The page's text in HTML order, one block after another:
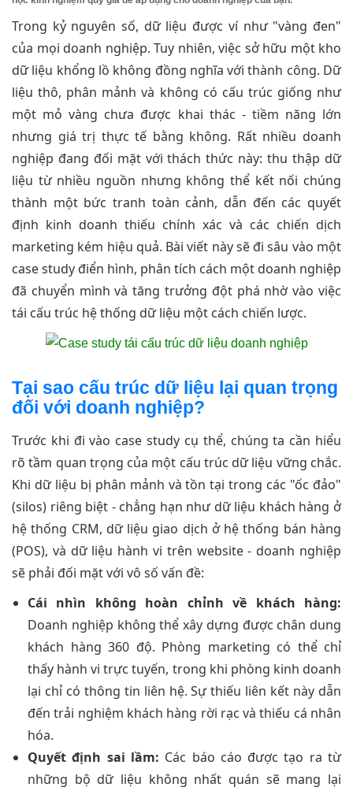
Trong kỷ nguyên số, dữ liệu được ví như "vàng đen"
của mọi doanh nghiệp. Tuy nhiên, việc sở hữu một kho
dữ liệu khổng lồ không đồng nghĩa với thành công. Dữ
liệu thô, phân mảnh và không có cấu trúc giống như
một mỏ vàng chưa được khai thác - tiềm năng lớn
nhưng giá trị thực tế bằng không. Rất nhiều doanh
nghiệp đang đối mặt với thách thức này: thu thập dữ
liệu từ nhiều nguồn nhưng không thể kết nối chúng
thành một bức tranh toàn cảnh, dẫn đến các quyết
định kinh doanh thiếu chính xác và các chiến dịch
marketing kém hiệu quả. Bài viết này sẽ đi sâu vào một
case study điển hình, phân tích cách một doanh nghiệp
đã chuyển mình và tăng trưởng đột phá nhờ vào việc
tái cấu trúc hệ thống dữ liệu một cách chiến lược.
Tại sao cấu trúc dữ liệu lại quan trọng
đối với doanh nghiệp?
Trước khi đi vào case study cụ thể, chúng ta cần hiểu
rõ tầm quan trọng của một cấu trúc dữ liệu vững chắc.
Khi dữ liệu bị phân mảnh và tồn tại trong các "ốc đảo"
(silos) riêng biệt - chẳng hạn như dữ liệu khách hàng ở
hệ thống CRM, dữ liệu giao dịch ở hệ thống bán hàng
(POS), và dữ liệu hành vi trên website - doanh nghiệp
sẽ phải đối mặt với vô số vấn đề:
Cái nhìn không hoàn chỉnh về khách hàng:
Doanh nghiệp không thể xây dựng được chân dung
khách hàng 360 độ. Phòng marketing có thể chỉ
thấy hành vi trực tuyến, trong khi phòng kinh doanh
lại chỉ có thông tin liên hệ. Sự thiếu liên kết này dẫn
đến trải nghiệm khách hàng rời rạc và thiếu cá nhân
hóa.
Quyết định sai lầm: Các báo cáo được tạo ra từ
những bộ dữ liệu không nhất quán sẽ mang lại